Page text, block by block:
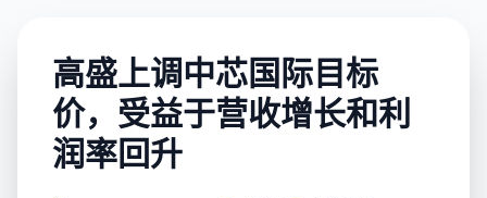
高盛上调中芯国际目标
价，受益于营收增长和利
润率回升